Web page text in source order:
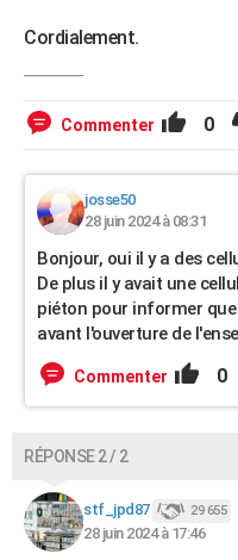
Cordialement.
Commenter 0
josse50
28 juin 2024 à 08:31
Bonjour, oui il y a des
De plus il y avait une
piéton pour informer
avant l'ouverture de
Commenter 0
RÉPONSE 2 / 2
stf_jpd87 29 655
28 juin 2024 à 17:46